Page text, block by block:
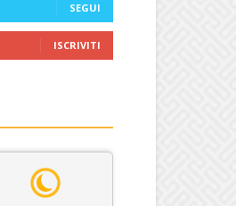
SEGUI
ISCRIVITI